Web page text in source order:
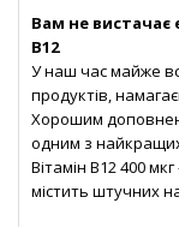
Вам не вистачає
B12
У наш час майже
продуктів,
Хорошим
одним з
Вітамін B12 400
містить штучних